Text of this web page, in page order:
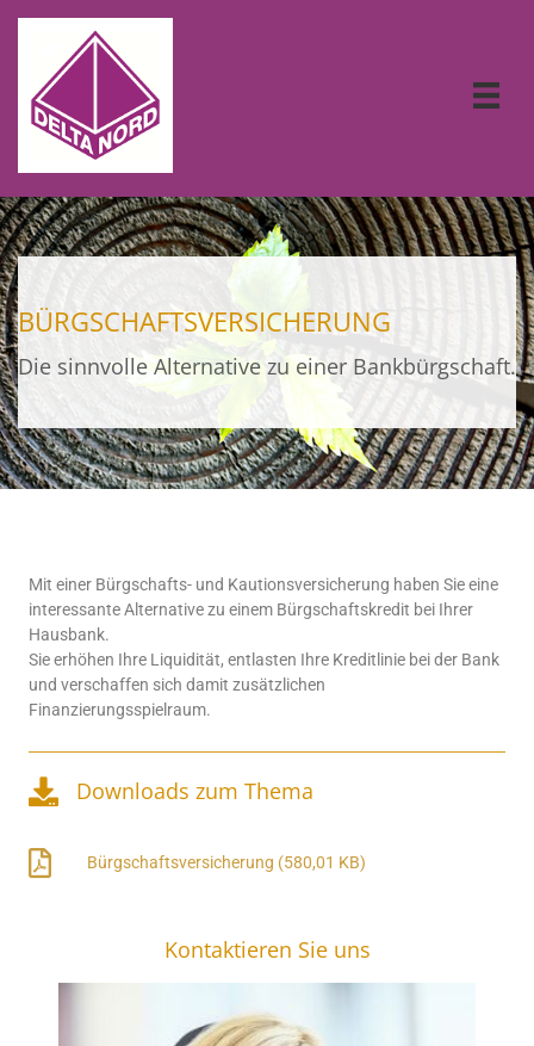
BÜRGSCHAFTSVERSICHERUNG
Die sinnvolle Alternative zu einer Bankbürgschaft.
Mit einer Bürgschafts- und Kautionsversicherung haben Sie eine
interessante Alternative zu einem Bürgschaftskredit bei Ihrer
Hausbank.
Sie erhöhen Ihre Liquidität, entlasten Ihre Kreditlinie bei der Bank
und verschaffen sich damit zusätzlichen
Finanzierungsspielraum.
Downloads zum Thema
Bürgschaftsversicherung (580,01 KB)
Kontaktieren Sie uns